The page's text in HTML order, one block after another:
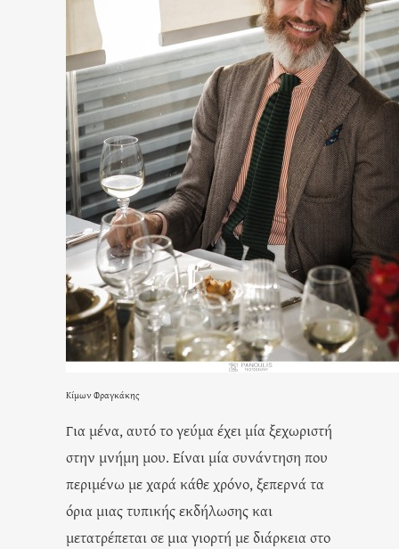
Κίμων Φραγκάκης
Για μένα, αυτό το γεύμα έχει μία ξεχωριστή
στην μνήμη μου. Είναι μία συνάντηση που
περιμένω με χαρά κάθε χρόνο, ξεπερνά τα
όρια μιας τυπικής εκδήλωσης και
μετατρέπεται σε μια γιορτή με διάρκεια στο